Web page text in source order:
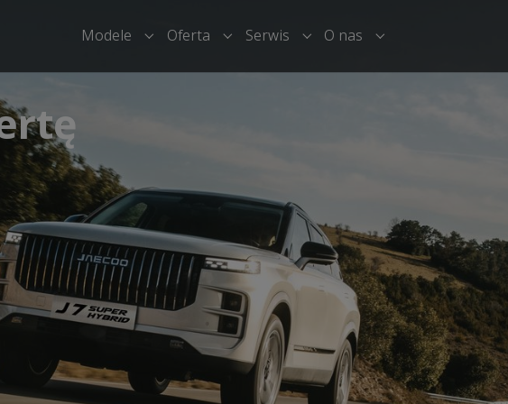
Modele Submenu for "Modele"
Oferta Submenu for "Oferta"
Serwis Submenu for "Serwis"
O nas Submenu for "O nas"